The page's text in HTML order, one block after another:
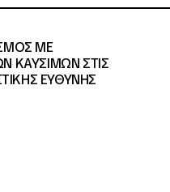
ΜΕ
ΚΑΥΣΙΜΩΝ ΣΤΙΣ
ΕΥΘΥΝΗΣ